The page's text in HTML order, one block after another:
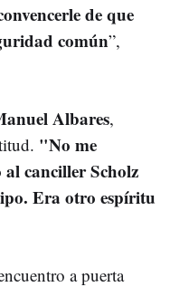
de que
común”,
Albares,
"No me
canciller Scholz
Era otro espíritu
a puerta